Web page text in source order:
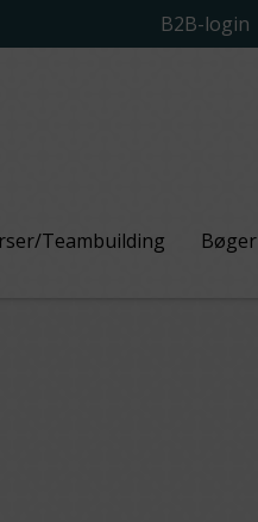
B2B-login
Teambuilding Bøger